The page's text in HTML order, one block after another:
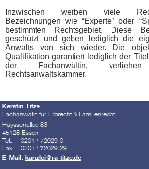
Inzwischen werben viele
Bezeichnungen wie “Experte” oder
bestimmten Rechtsgebiet. Diese
geschützt und geben lediglich die
Anwalts von sich wieder. Die
Qualifikation garantiert lediglich der
der Fachanwältin,
Rechtsanwaltskammer.
Kerstin Titze
Fachanwätin für Erbrecht & Familienrecht
Huyssenallee 83
45128 Essen
Tel.:
0201 / 72029-0
Fax:
0201 / 72029-29
E-Mail: kanzlei@ra-titze.de